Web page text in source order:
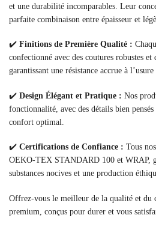
et une durabilité incomparables. Leur
parfaite combinaison entre épaisseur et
✔️ Finitions de Première Qualité :
confectionné avec des coutures robustes
garantissant une résistance accrue à
✔️ Design Élégant et Pratique : Nos
fonctionnalité, avec des détails bien
confort optimal.
✔️ Certifications de Confiance : Tous
OEKO-TEX STANDARD 100 et WRAP,
substances nocives et une production
Offrez-vous le meilleur de la qualité et du
premium, conçus pour durer et vous